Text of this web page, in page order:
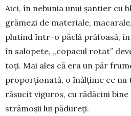
Aici, în nebunia unui șan­tier cu
gră­mezi de materiale,
plutind într-o pâclă prăfoasă,
în salopete, „copacul rotat”
toți. Mai ales că era un păr
proporționată, o înălțime ce
răsucit viguros, cu rădăcini
strămoșii lui pădureți.